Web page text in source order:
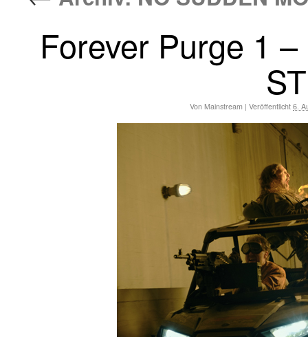
Forever Purge 1
Von Mainstream | Veröffentlicht 6.